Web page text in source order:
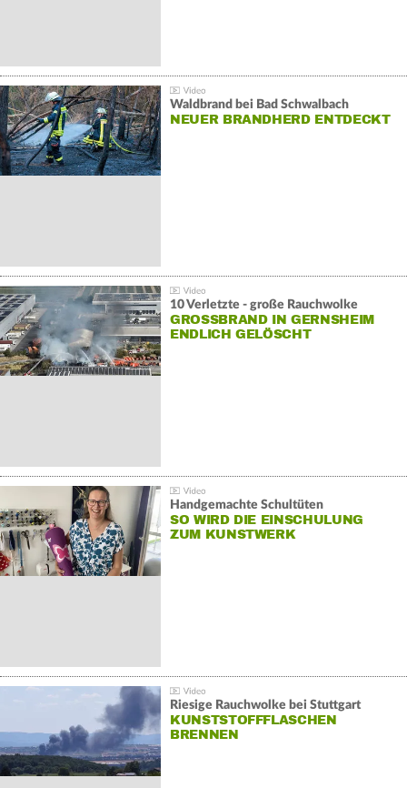
Waldbrand bei Bad Schwalbach
NEUER BRANDHERD ENTDECKT
10 Verletzte - große Rauchwolke
GROSSBRAND IN GERNSHEIM E
NDLICH GELÖSCHT
Handgemachte Schultüten
SO WIRD DIE EINSCHULUNG
ZUM KUNSTWERK
Riesige Rauchwolke bei Stuttgart
KUNSTSTOFFFLASCHEN
BRENNEN